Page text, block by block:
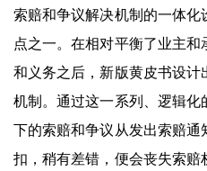
索赔和争议解决机制的一体
点之一。在相对平衡了业主和
和义务之后，新版黄皮书设
机制。通过这一系列、逻辑
下的索赔和争议从发出索赔
扣，稍有差错，便会丧失索赔